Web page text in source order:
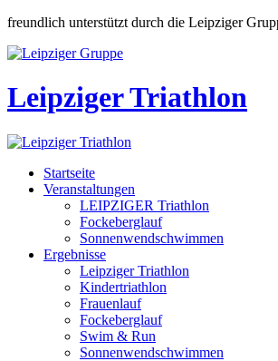
freundlich unterstützt durch die Leipziger
Leipziger Triathlon
Startseite
Veranstaltungen
LEIPZIGER Triathlon
Fockeberglauf
Sonnenwendschwimmen
Ergebnisse
Leipziger Triathlon
Kindertriathlon
Frauenlauf
Fockeberglauf
Swim & Run
Sonnenwendschwimmen